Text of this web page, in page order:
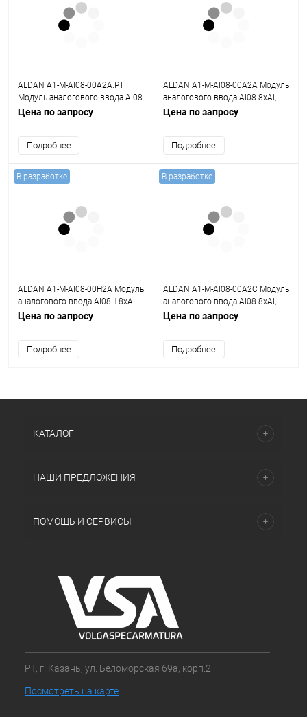
ALDAN A1-M-AI08-00A2A.PT
Модуль аналогового ввода AI08
8хAI, 0,1%, общая Г/И
Цена по запросу
Подробнее
ALDAN A1-M-AI08-00A2A Модуль
аналогового ввода AI08 8хAI,
0,1%, общая Г/И
Цена по запросу
Подробнее
В разработке
ALDAN A1-M-AI08-00H2A Модуль
аналогового ввода AI08H 8хAI
HART, 0,1%, общая Г/И
Цена по запросу
Подробнее
В разработке
ALDAN A1-M-AI08-00A2C Модуль
аналогового ввода AI08 8хAI,
0,2%, общая Г/И
Цена по запросу
Подробнее
КАТАЛОГ
НАШИ ПРЕДЛОЖЕНИЯ
ПОМОЩЬ И СЕРВИСЫ
РТ, г. Казань, ул. Беломорская 69а, корп.2
Посмотреть на карте